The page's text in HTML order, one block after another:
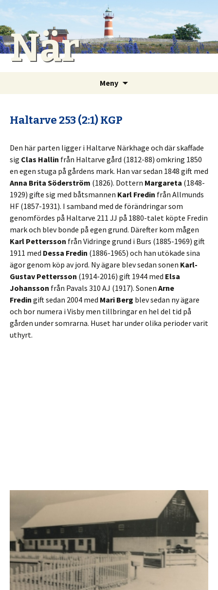
När
Meny
Haltarve 253 (2:1) KGP
Den här parten ligger i Haltarve Närkhage och där skaffade
sig Clas Hallin från Haltarve gård (1812-88) omkring 1850
en egen stuga på gårdens mark. Han var sedan 1848 gift med
Anna Brita Söderström (1826). Dottern Margareta (1848-
1929) gifte sig med båtsmannen Karl Fredin från Allmunds
HF (1857-1931). I samband med de förändringar som
genomfördes på Haltarve 211 JJ på 1880-talet köpte Fredin
mark och blev bonde på egen grund. Därefter kom mågen
Karl Pettersson från Vidringe grund i Burs (1885-1969) gift
1911 med Dessa Fredin (1886-1965) och han utökade sina
ägor genom köp av jord. Ny ägare blev sedan sonen Karl-
Gustav Pettersson (1914-2016) gift 1944 med Elsa
Johansson från Pavals 310 AJ (1917). Sonen Arne
Fredin gift sedan 2004 med Mari Berg blev sedan ny ägare
och bor numera i Visby men tillbringar en hel del tid på
gården under somrarna. Huset har under olika perioder varit
uthyrt.